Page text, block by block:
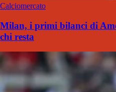
Calciomercato
Milan, i primi bilanci di
chi resta